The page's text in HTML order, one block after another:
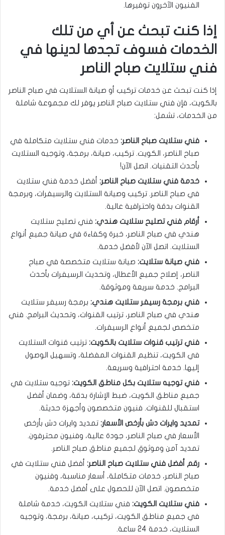
الفنيون الآخرون توفيرها.
إذا كنت تبحث عن أي من تلك
الخدمات فسوف تجدها لدينها في
فني ستلايت صباح الناصر
إذا كنت تبحث عن خدمات تركيب أو صيانة الستلايت في صباح الناصر
بالكويت، فإن فني ستلايت صباح الناصر يوفر لك مجموعة شاملة
من الخدمات، تشمل:
فني ستلايت صباح الناصر: خدمات فني ستلايت متكاملة في
صباح الناصر، الكويت. تركيب، صيانة، برمجة، وتوجيه الستلايت
بأحدث التقنيات. اتصل الآن!
خدمة فني ستلايت صباح الناصر: أفضل خدمة فني ستلايت
في صباح الناصر. تركيب وصيانة الستلايت والرسيفرات، وبرمجة
القنوات بدقة واحترافية عالية.
أرقام فني تصليح ستلايت هندي: فني تصليح ستلايت
هندي في صباح الناصر، خبرة وكفاءة في صيانة جميع أنواع
الستلايت. اتصل الآن لأفضل خدمة.
فني صيانة ستلايت: صيانة ستلايت متخصصة في صباح
الناصر، إصلاح جميع الأعطال، وتحديث الرسيفرات بأحدث
البرامج. خدمة سريعة وموثوقة.
فني برمجة رسيفر ستلايت هندي: برمجة رسيفر ستلايت
هندي في صباح الناصر، ترتيب القنوات، وتحديث البرامج. فني
متخصص لجميع أنواع الرسيفرات.
فني ترتيب قنوات ستلايت بالكويت: ترتيب قنوات الستلايت
في الكويت، تنظيم القنوات المفضلة، وتسهيل الوصول
إليها. خدمة احترافية وسريعة.
فني توجيه ستلايت بكل مناطق الكويت: توجيه ستلايت في
جميع مناطق الكويت، ضبط الإشارة بدقة، وضمان أفضل
استقبال للقنوات. فنيون متخصصون وأجهزة حديثة.
تمديد وايرات دش بأرخص الأسعار: تمديد وايرات دش بأرخص
الأسعار في صباح الناصر، جودة عالية، وفنيون محترفون.
تمديد آمن وموثوق لجميع مناطق صباح الناصر.
رقم أفضل فني ستلايت صباح الناصر: أفضل فني ستلايت في
صباح الناصر، خدمات متكاملة، أسعار مناسبة، وفنيون
متخصصون. اتصل الآن للحصول على أفضل خدمة.
فني ستلايت الكويت: فني ستلايت الكويت، خدمة شاملة
في جميع مناطق الكويت، تركيب، صيانة، برمجة، وتوجيه
الستلايت، خدمة 24 ساعة.